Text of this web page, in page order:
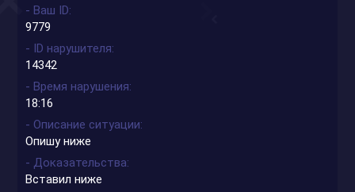
- Ваш ID
9779
- ID нарушителя
14342
- Время нарушения
18:16
- Описание ситуации
Опишу ниже
- Доказательства
Вставил ниже